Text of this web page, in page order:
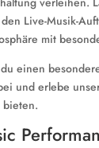
Live-Musik-
mit
einen
und erlebe
bieten.